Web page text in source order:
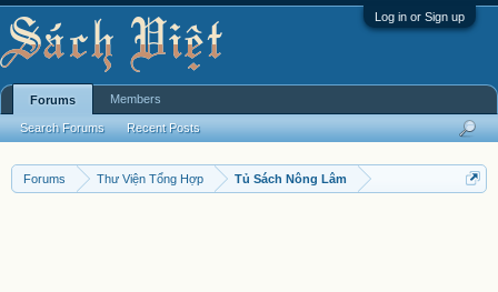
Log in or Sign up
Forums Thư Viện Tổng Hợp Tủ Sách Nông Lâm
Forums
Search Forums Recent Posts
Members